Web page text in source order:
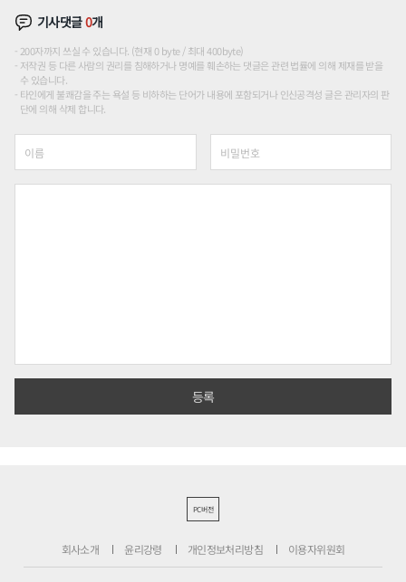
기사댓글0개
200자까지 쓰실 수 있습니다. (현재 0 byte / 최대 400byte)
저작권 등 다른 사람의 권리를 침해하거나 명예를 훼손하는 댓글은 관련 법률에 의해 제재를 받을
수 있습니다.
타인에게 불쾌감을 주는 욕설 등 비하하는 단어가 내용에 포함되거나 인신공격성 글은 관리자의 판
단에 의해 삭제 합니다.
PC버전
회사소개 윤리강령 개인정보처리방침 이용자위원회